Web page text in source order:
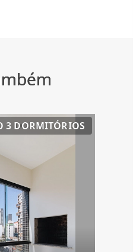
3 DORMITÓRIOS